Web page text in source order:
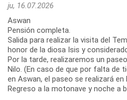
ju, 16.07.2026
Aswan
Pensión completa.
Salida para realizar la visita del
honor de la diosa Isis y
Por la tarde, realizaremos un
Nilo. (En caso de que por falta de
en Aswan, el paseo se realizará en
Regreso a la motonave y noche a